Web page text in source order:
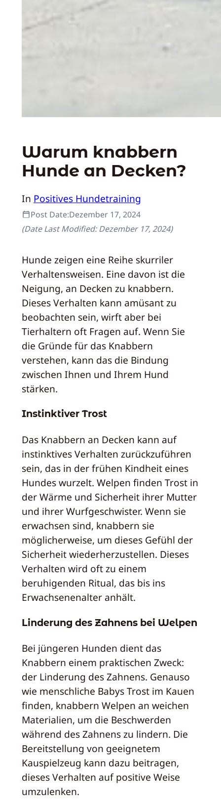
Warum knabbern
Hunde an Decken?
In Positives Hundetraining
Post Date:Dezember 17, 2024
(Date Last Modified:Dezember 17, 2024)
Hunde zeigen eine Reihe skurriler
Verhaltensweisen. Eine davon ist die
Neigung, an Decken zu knabbern.
Dieses Verhalten kann amüsant zu
beobachten sein, wirft aber bei
Tierhaltern oft Fragen auf. Wenn Sie
die Gründe für das Knabbern
verstehen, kann das die Bindung
zwischen Ihnen und Ihrem Hund
stärken.
Instinktiver Trost
Das Knabbern an Decken kann auf
instinktives Verhalten zurückzuführen
sein, das in der frühen Kindheit eines
Hundes wurzelt. Welpen finden Trost in
der Wärme und Sicherheit ihrer Mutter
und ihrer Wurfgeschwister. Wenn sie
erwachsen sind, knabbern sie
möglicherweise, um dieses Gefühl der
Sicherheit wiederherzustellen. Dieses
Verhalten wird oft zu einem
beruhigenden Ritual, das bis ins
Erwachsenenalter anhält.
Linderung des Zahnens bei Welpen
Bei jüngeren Hunden dient das
Knabbern einem praktischen Zweck:
der Linderung des Zahnens. Genauso
wie menschliche Babys Trost im Kauen
finden, knabbern Welpen an weichen
Materialien, um die Beschwerden
während des Zahnens zu lindern. Die
Bereitstellung von geeignetem
Kauspielzeug kann dazu beitragen,
dieses Verhalten auf positive Weise
umzulenken.